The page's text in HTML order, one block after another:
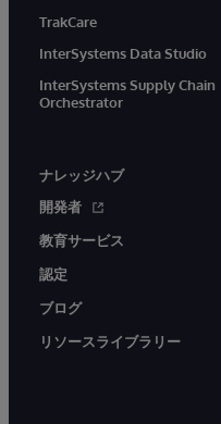
TrakCare
InterSystems Data Studio
InterSystems Supply Chain
Orchestrator
ナレッジハブ
開発者
教育サービス
認定
ブログ
リソースライブラリー